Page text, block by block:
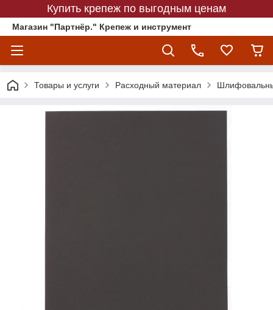
Купить крепеж по выгодным ценам
Магазин "Партнёр." Крепеж и инструмент
Товары и услуги Расходный материал